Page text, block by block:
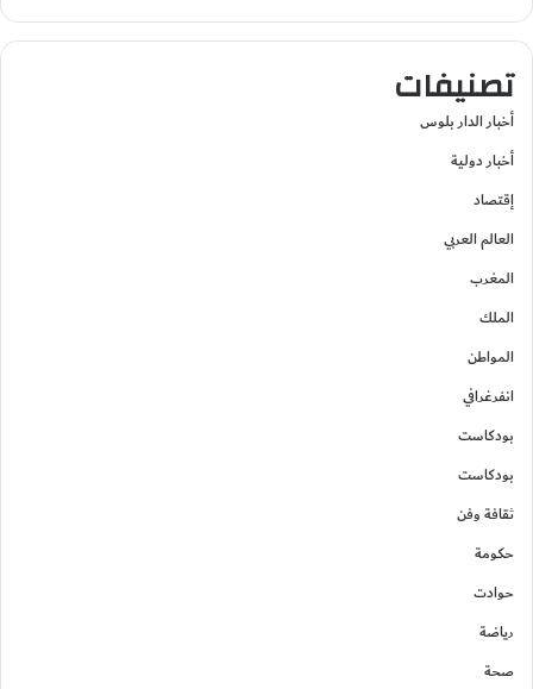
تصنيفات
أخبار الدار بلوس
أخبار دولية
إقتصاد
العالم العربي
المغرب
الملك
المواطن
انفرغرافي
بودكاست
بودكاست
ثقافة وفن
حكومة
حوادت
رياضة
صحة